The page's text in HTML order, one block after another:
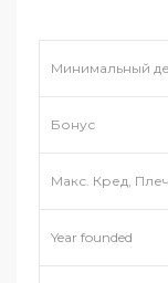
Минимальный
Бонус
Макс. Кред,
Year founded